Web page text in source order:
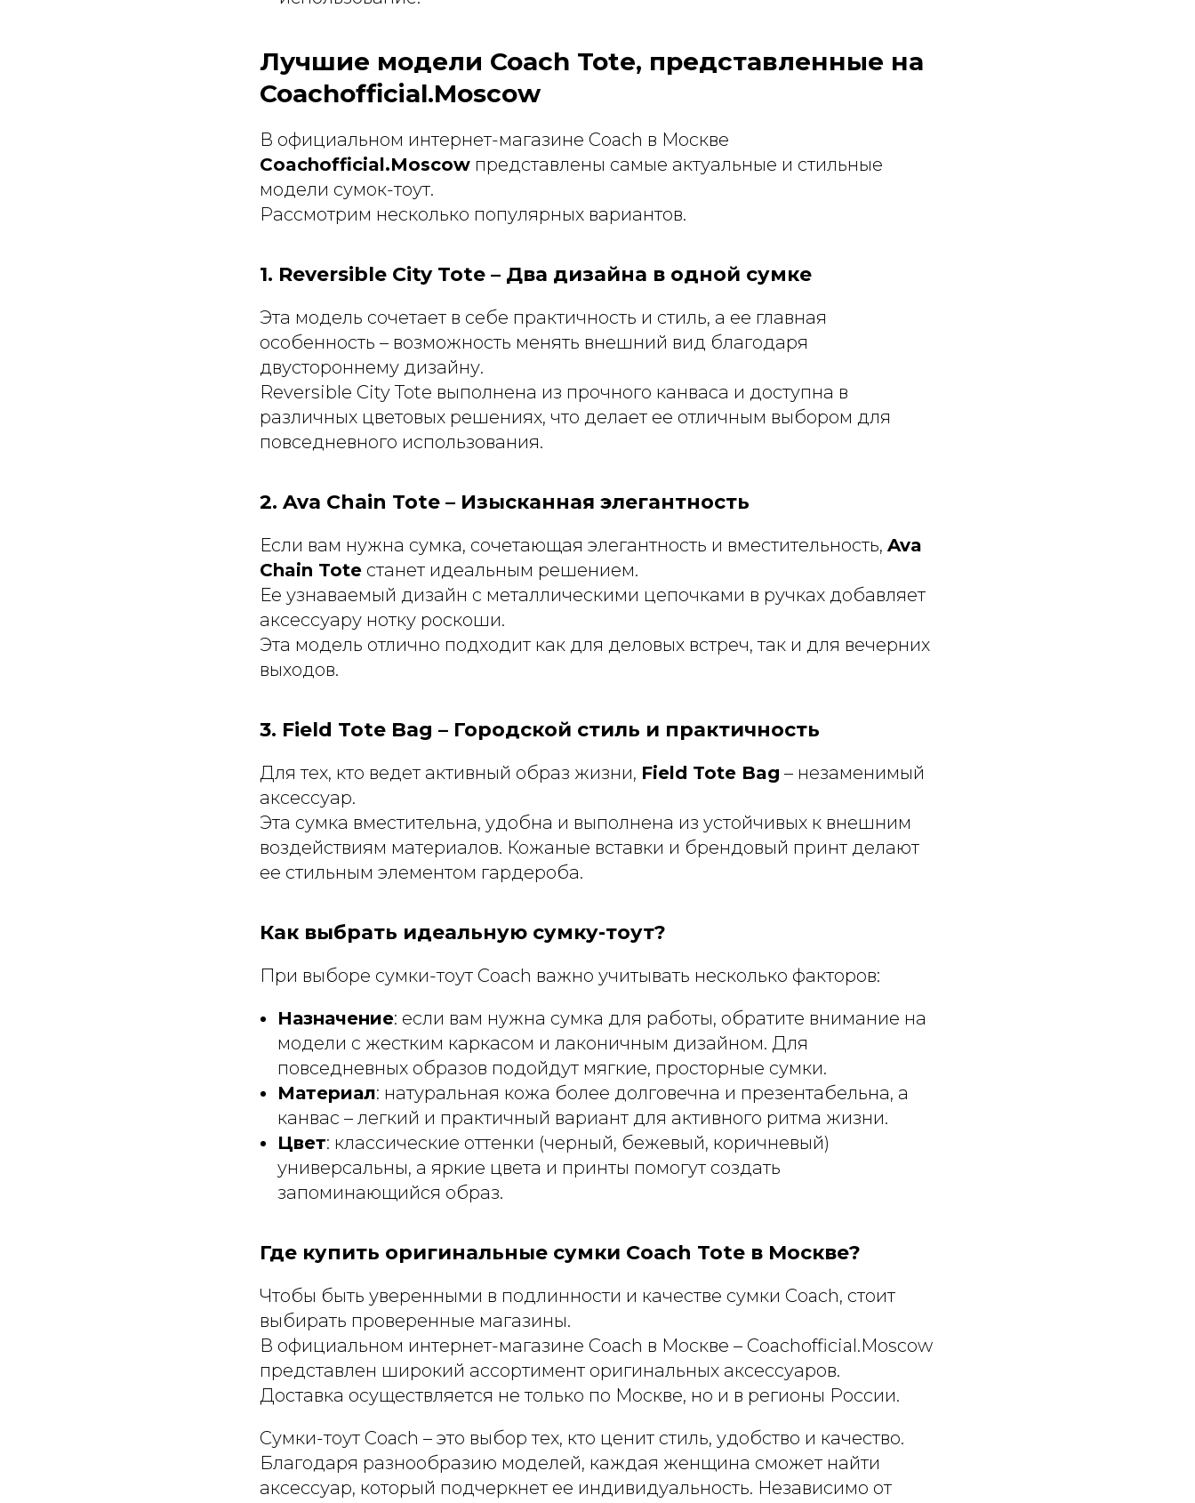
Лучшие модели Coach Tote, представленные на
Coachofficial.Moscow
В официальном интернет-магазине Coach в Москве
Coachofficial.Moscow представлены самые актуальные и стильные
модели сумок-тоут.
Рассмотрим несколько популярных вариантов.
1. Reversible City Tote – Два дизайна в одной сумке
Эта модель сочетает в себе практичность и стиль, а ее главная
особенность – возможность менять внешний вид благодаря
двустороннему дизайну.
Reversible City Tote выполнена из прочного канваса и доступна в
различных цветовых решениях, что делает ее отличным выбором для
повседневного использования.
2. Ava Chain Tote – Изысканная элегантность
Если вам нужна сумка, сочетающая элегантность и вместительность, Ava
Chain Tote станет идеальным решением.
Ее узнаваемый дизайн с металлическими цепочками в ручках добавляет
аксессуару нотку роскоши.
Эта модель отлично подходит как для деловых встреч, так и для вечерних
выходов.
3. Field Tote Bag – Городской стиль и практичность
Для тех, кто ведет активный образ жизни, Field Tote Bag – незаменимый
аксессуар.
Эта сумка вместительна, удобна и выполнена из устойчивых к внешним
воздействиям материалов. Кожаные вставки и брендовый принт делают
ее стильным элементом гардероба.
Как выбрать идеальную сумку-тоут?
При выборе сумки-тоут Coach важно учитывать несколько факторов:
Назначение: если вам нужна сумка для работы, обратите внимание на
модели с жестким каркасом и лаконичным дизайном. Для
повседневных образов подойдут мягкие, просторные сумки.
Материал: натуральная кожа более долговечна и презентабельна, а
канвас – легкий и практичный вариант для активного ритма жизни.
Цвет: классические оттенки (черный, бежевый, коричневый)
универсальны, а яркие цвета и принты помогут создать
запоминающийся образ.
Где купить оригинальные сумки Coach Tote в Москве?
Чтобы быть уверенными в подлинности и качестве сумки Coach, стоит
выбирать проверенные магазины.
В официальном интернет-магазине Coach в Москве – Coachofficial.Moscow
представлен широкий ассортимент оригинальных аксессуаров.
Доставка осуществляется не только по Москве, но и в регионы России.
Сумки-тоут Coach – это выбор тех, кто ценит стиль, удобство и качество.
Благодаря разнообразию моделей, каждая женщина сможет найти
аксессуар, который подчеркнет ее индивидуальность. Независимо от